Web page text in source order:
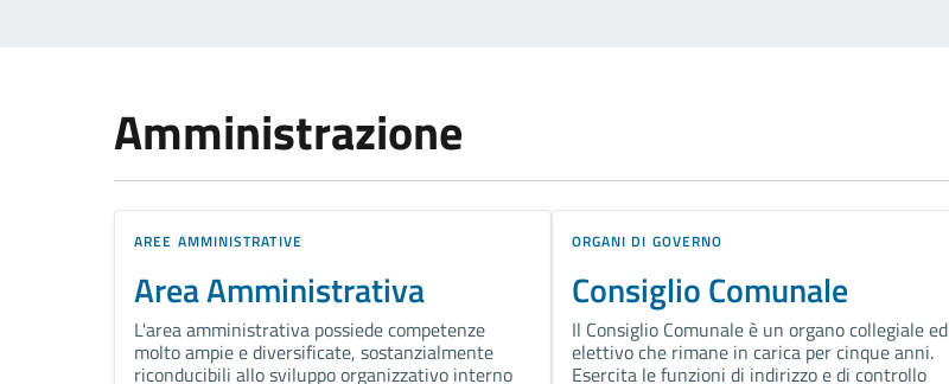
Amministrazione
AREE AMMINISTRATIVE
Area Amministrativa
L'area amministrativa possiede competenze
molto ampie e diversificate, sostanzialmente
riconducibili allo sviluppo organizzativo interno
ORGANI DI GOVERNO
Consiglio Comunale
Il Consiglio Comunale è un organo collegiale ed
elettivo che rimane in carica per cinque anni.
Esercita le funzioni di indirizzo e di controllo